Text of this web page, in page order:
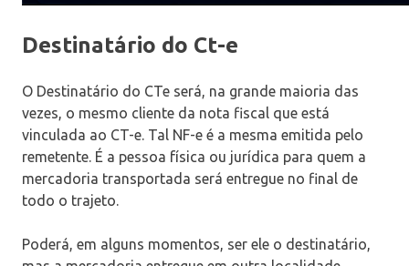
Destinatário do Ct-e
O Destinatário do CTe será, na grande maioria das
vezes, o mesmo cliente da nota fiscal que está
vinculada ao CT-e. Tal NF-e é a mesma emitida pelo
remetente. É a pessoa física ou jurídica para quem a
mercadoria transportada será entregue no final de
todo o trajeto.
Poderá, em alguns momentos, ser ele o destinatário,